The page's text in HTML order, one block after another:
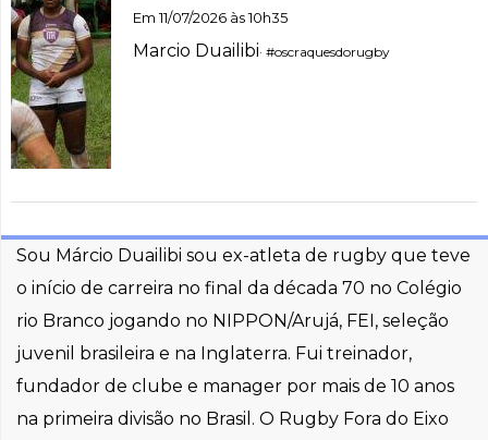
Em 11/07/2026 às 10h35
Marcio Duailibi· #oscraquesdorugby
Sou Márcio Duailibi sou ex-atleta de rugby que teve
o início de carreira no final da década 70 no Colégio
rio Branco jogando no NIPPON/Arujá, FEI, seleção
juvenil brasileira e na Inglaterra. Fui treinador,
fundador de clube e manager por mais de 10 anos
na primeira divisão no Brasil. O Rugby Fora do Eixo